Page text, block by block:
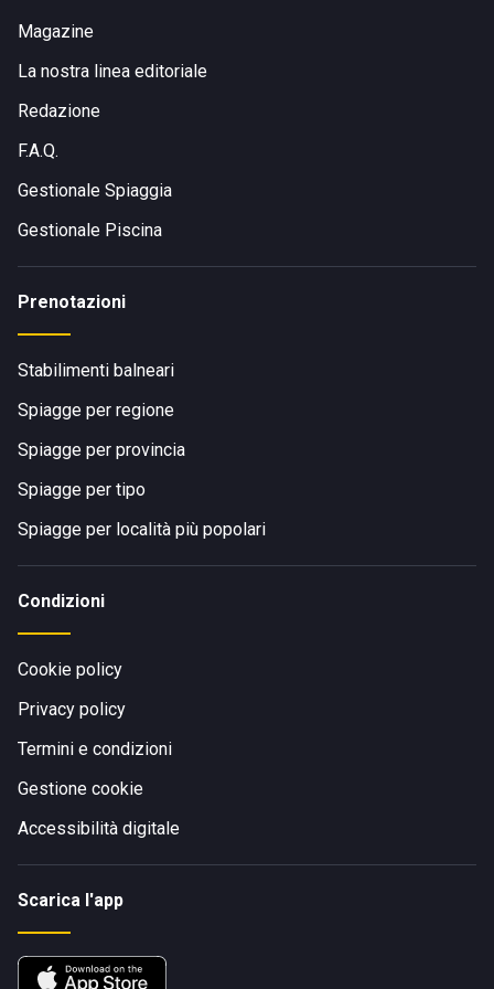
autobus, la stazione di Paola è ben collegata e dista circa
Magazine
La nostra linea editoriale
Redazione
F.A.Q.
Gestionale Spiaggia
Gestionale Piscina
Prenotazioni
Stabilimenti balneari
Spiagge per regione
Spiagge per provincia
Spiagge per tipo
Spiagge per località più popolari
Condizioni
Cookie policy
Privacy policy
Termini e condizioni
Gestione cookie
Accessibilità digitale
Scarica l'app